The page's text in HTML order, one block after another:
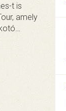
t is
amely